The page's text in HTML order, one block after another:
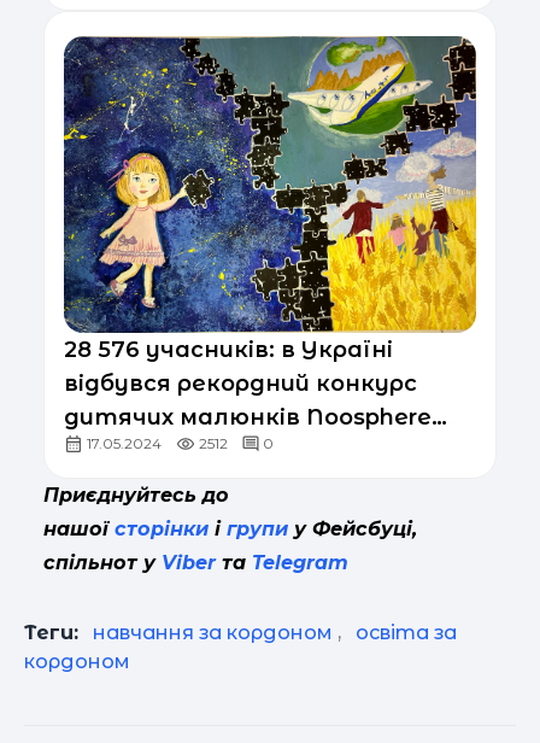
28 576 учасників: в Україні
відбувся рекордний конкурс
дитячих малюнків Noosphere
Space Art Challenge
17.05.2024 2512 0
Приєднуйтесь до
нашої сторінки і групи у Фейсбуці,
спільнот у Viberта Telegram
Теги: навчання за кордоном ,
освіта за
кордоном